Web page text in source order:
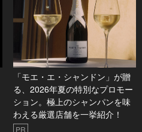
「モエ・エ・シャンドン」が贈
る、2026年夏の特別なプロモー
ション。極上のシャンパンを味
わえる厳選店舗を一挙紹介！
PR